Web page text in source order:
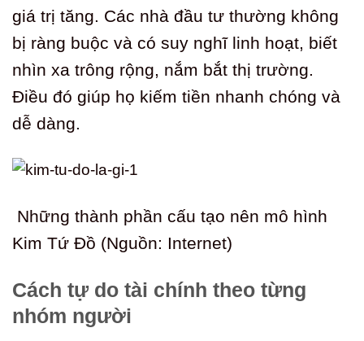
giá trị tăng. Các nhà đầu tư thường không
bị ràng buộc và có suy nghĩ linh hoạt, biết
nhìn xa trông rộng, nắm bắt thị trường.
Điều đó giúp họ kiếm tiền nhanh chóng và
dễ dàng.
Những thành phần cấu tạo nên mô hình
Kim Tứ Đồ (Nguồn: Internet)
Cách tự do tài chính theo từng
nhóm người